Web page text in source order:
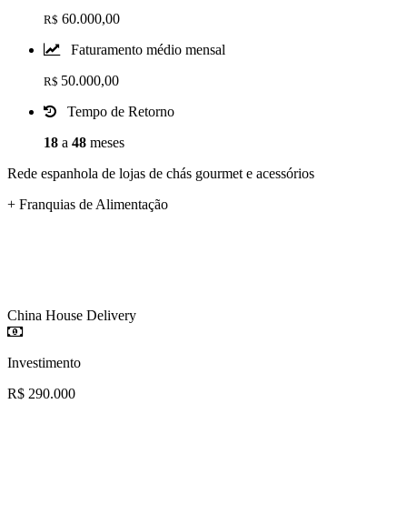
R$ 60.000,00
Faturamento médio mensal
R$ 50.000,00
Tempo de Retorno
18 a 48 meses
Rede espanhola de lojas de chás gourmet e acessórios
+ Franquias de Alimentação
China House Delivery
Investimento
R$ 290.000